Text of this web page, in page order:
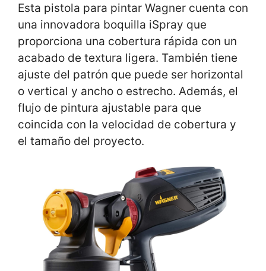
Esta pistola para pintar Wagner cuenta con
una innovadora boquilla iSpray que
proporciona una cobertura rápida con un
acabado de textura ligera. También tiene
ajuste del patrón que puede ser horizontal
o vertical y ancho o estrecho. Además, el
flujo de pintura ajustable para que
coincida con la velocidad de cobertura y
el tamaño del proyecto.